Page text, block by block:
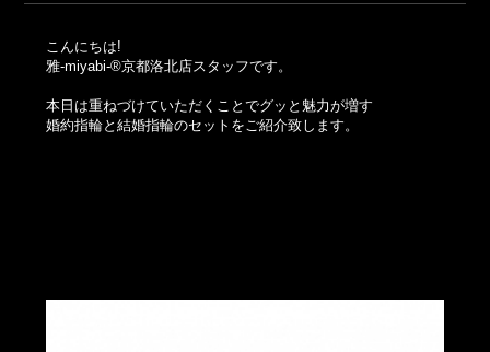
こんにちは!
雅-miyabi-®京都洛北店スタッフです。
本日は重ねづけていただくことでグッと魅力が増す
婚約指輪と結婚指輪のセットをご紹介致します。